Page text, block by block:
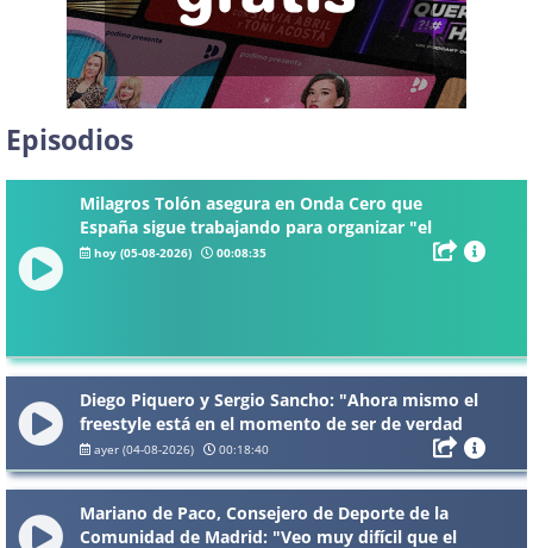
Episodios
Milagros Tolón asegura en Onda Cero que
España sigue trabajando para organizar "el
mejor Mundial de la historia": "La final debe ser
hoy (05-08-2026) 00:08:35
Diego Piquero y Sergio Sancho: "Ahora mismo el
freestyle está en el momento de ser de verdad
un deporte de élite"
ayer (04-08-2026) 00:18:40
Mariano de Paco, Consejero de Deporte de la
Comunidad de Madrid: "Veo muy difícil que el